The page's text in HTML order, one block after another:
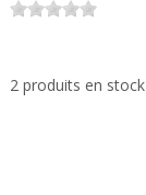
2 produits en stock